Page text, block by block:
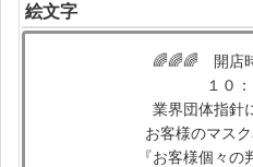
絵文字
🌈🌈🌈 開店
１０
業界団体指針
お客様のマス
『お客様個々の